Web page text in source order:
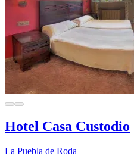
Hotel Casa Custodio
La Puebla de Roda